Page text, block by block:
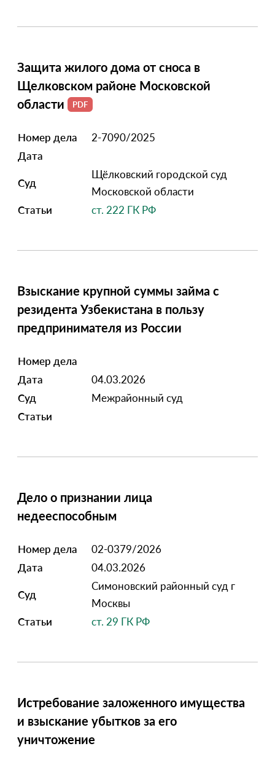
Защита жилого дома от сноса в
Щелковском районе Московской
области
Номер дела
2-7090/2025
Дата
Суд
Щёлковский городской суд
Московской области
Статьи
ст. 222 ГК РФ
Взыскание крупной суммы займа с
резидента Узбекистана в пользу
предпринимателя из России
Номер дела
Дата
04.03.2026
Суд
Межрайонный суд
Статьи
Дело о признании лица
недееспособным
Номер дела
02-0379/2026
Дата
04.03.2026
Суд
Симоновский районный суд г
Москвы
Статьи
ст. 29 ГК РФ
Истребование заложенного имущества
и взыскание убытков за его
уничтожение